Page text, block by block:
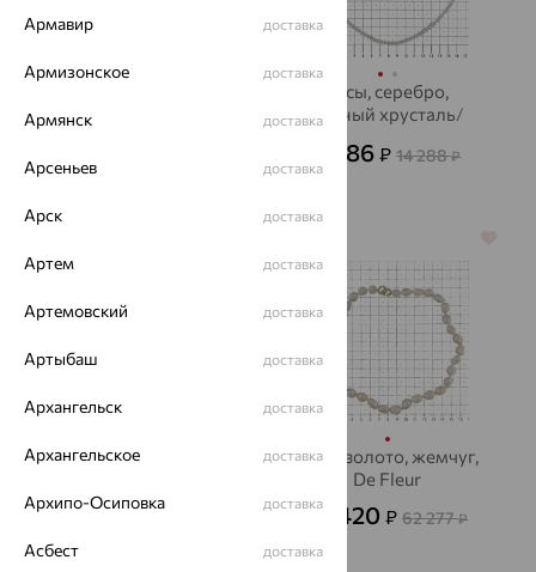
Бусы, серебро,
горный хрусталь/
4 286₽ 14 288₽
Бусы, золото, жемчуг,
15 805₽
Бусы, золото, жемчуг,
De Fleur
22 420₽ 62 277₽
Армавир доставка
Армизонское доставка
Армянск доставка
Арсеньев доставка
Арск доставка
Артем доставка
Артемовский доставка
Артыбаш доставка
Архангельск доставка
Архангельское доставка
Архипо-Осиповка доставка
Асбест доставка